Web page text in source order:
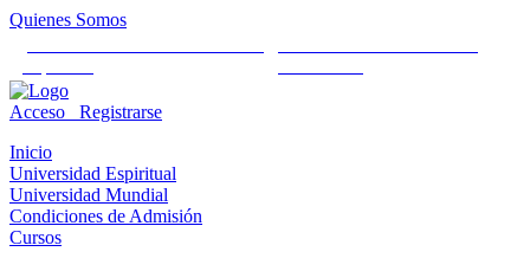
Quienes Somos
Acceso
Registrarse
Inicio
Universidad Espiritual
Universidad Mundial
Condiciones de Admisión
Cursos